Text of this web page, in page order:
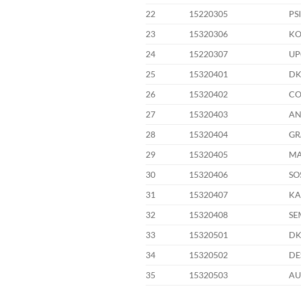
22
15220305
23
15320306
24
15220307
25
15320401
26
15320402
27
15320403
28
15320404
29
15320405
30
15320406
31
15320407
32
15320408
33
15320501
34
15320502
35
15320503